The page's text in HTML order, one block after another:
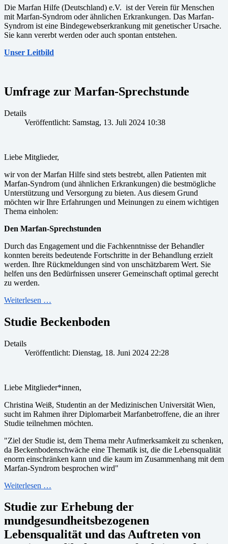
Die Marfan Hilfe (Deutschland) e.V. ist der Verein für Menschen
mit Marfan-Syndrom oder ähnlichen Erkrankungen. Das Marfan-
Syndrom ist eine Bindegewebserkrankung mit genetischer Ursache.
Sie kann vererbt werden oder auch spontan entstehen.
Unser Leitbild
Umfrage zur Marfan-Sprechstunde
Details
Veröffentlicht: Samstag, 13. Juli 2024 10:38
Liebe Mitglieder,
wir von der Marfan Hilfe sind stets bestrebt, allen Patienten mit
Marfan-Syndrom (und ähnlichen Erkrankungen) die bestmögliche
Unterstützung und Versorgung zu bieten. Aus diesem Grund
möchten wir Ihre Erfahrungen und Meinungen zu einem wichtigen
Thema einholen:
Den Marfan-Sprechstunden
Durch das Engagement und die Fachkenntnisse der Behandler
konnten bereits bedeutende Fortschritte in der Behandlung erzielt
werden. Ihre Rückmeldungen sind von unschätzbarem Wert. Sie
helfen uns den Bedürfnissen unserer Gemeinschaft optimal gerecht
zu werden.
Weiterlesen …
Studie Beckenboden
Details
Veröffentlicht: Dienstag, 18. Juni 2024 22:28
Liebe Mitglieder*innen,
Christina Weiß, Studentin an der Medizinischen Universität Wien,
sucht im Rahmen ihrer Diplomarbeit Marfanbetroffene, die an ihrer
Studie teilnehmen möchten.
"Ziel der Studie ist, dem Thema mehr Aufmerksamkeit zu schenken,
da Beckenbodenschwäche eine Thematik ist, die die Lebensqualität
enorm einschränken kann und die kaum im Zusammenhang mit dem
Marfan-Syndrom besprochen wird"
Weiterlesen …
Studie zur Erhebung der
mundgesundheitsbezogenen
Lebensqualität und das Auftreten von